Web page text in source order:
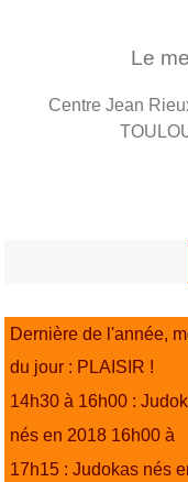
Le
Centre Jean
Dernière de l'année,
du jour : PLAISIR !
14h30 à 16h00 :
nés en 2018 16h00 à
17h15 : Judokas nés